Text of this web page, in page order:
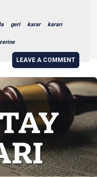
geri karar kararı
LEAVE A COMMENT